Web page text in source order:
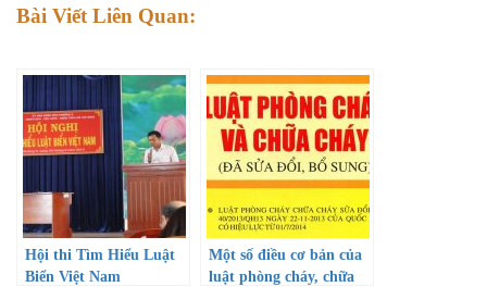
Bài Viết Liên Quan:
Hội thi Tìm Hiểu Luật
Biển Việt Nam
Một số điều cơ bản của
luật phòng cháy, chữa